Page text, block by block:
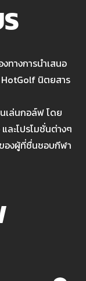
ทางการนำเสนอ
HotGolf นิตยสาร
เล่นกอล์ฟ โดย
ละโปรโมชั่นต่างๆ
องผู้ที่ชื่นชอบกีฬา